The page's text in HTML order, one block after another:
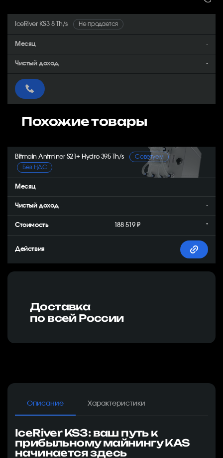
IceRiver KS3 8 Th/s Не продается
-
-
Похожие товары
Bitmain Antminer S21+ Hydro 395 Th/s
Советуем
Без НДС
-
188 519 ₽ *
Доставка
по всей России
Описание Характеристики
IceRiver KS3: ваш путь к
прибыльному майнингу KAS
начинается здесь